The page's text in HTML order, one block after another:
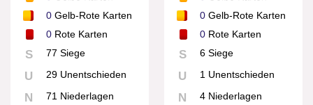
0 Gelb-Rote Karten
0 Rote Karten
S 77 Siege
U 29 Unentschieden
N 71 Niederlagen
0Gelb-Rote Karten
0Rote Karten
S 6 Siege
U 1 Unentschieden
N 4 Niederlagen